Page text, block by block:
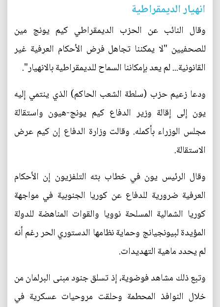
انهيار الديمقراطية
وقال النائب عن الحزب الديمقراطي كيم يونج مين
للصحفيين "لا يمكننا تجاهل فرض الأحكام العرفية غير
القانونية... لم يعد بإمكاننا السماح للديمقراطية بالانهيار".
ودعا زعيم حزب (سلطة الشعب الحاكم) الذي ينتمي إليه
يون إلى إقالة وزير الدفاع كيم يونج-هيون واستقالة
مجلس الوزراء بأكمله. وقالت وزارة الدفاع إن كيم عرض
الاستقالة.
وقال الرئيس يون في خطاب بثه التلفزيون إن الأحكام
العرفية ضرورية للدفاع عن كوريا الجنوبية في مواجهة
كوريا الشمالية المسلحة نوويا والقوات المناهضة للدولة
المؤيدة لبيونجيانج وحماية نظامها الدستوري الحر رغم أنه
لم يحدد ماهية التهديدات.
وتبع ذلك مشاهد فوضوية، إذ تسلق جنود مبنى البرلمان من
خلال النوافذ المحطمة وحلقت مروحيات عسكرية في